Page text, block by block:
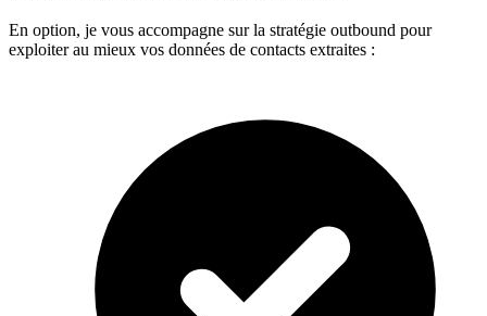
En option, je vous accompagne sur la stratégie outbound pour
exploiter au mieux vos données de contacts extraites :